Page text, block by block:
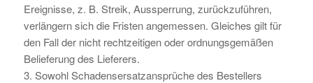
Ereignisse, z. B. Streik, Aussperrung, zurückzuführen,
verlängern sich die Fristen angemessen. Gleiches gilt für
den Fall der nicht rechtzeitigen oder ordnungsgemäßen
Belieferung des Lieferers.
3. Sowohl Schadensersatzansprüche des Bestellers